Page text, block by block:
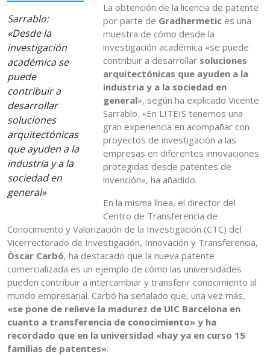
Sarrablo:
«Desde la
investigación
académica se
puede
contribuir a
desarrollar
soluciones
arquitectónicas
que ayuden a la
industria y a la
sociedad en
general»
La obtención de la licencia de patente
por parte de Gradhermetices una
muestra de cómo desde la
investigación académica «se puede
contribuir a desarrollar soluciones
arquitectónicas que ayuden a la
industria y a la sociedad en
general», según ha explicado Vicente
Sarrablo. «En LITEIS tenemos una
gran experiencia en acompañar con
proyectos de investigación a las
empresas en diferentes innovaciones
protegidas desde patentes de
invención», ha añadido.
En la misma línea, el director del
Centro de Transferencia de
Conocimiento y Valorización de la Investigación (CTC) del
Vicerrectorado de Investigación, Innovación y Transferencia,
Òscar Carbó, ha destacado que la nueva patente
comercializada es un ejemplo de cómo las universidades
pueden contribuir a intercambiar y transferir conocimiento al
mundo empresarial. Carbó ha señalado que, una vez más,
«se pone de relieve la madurez de UIC Barcelona en
cuanto a transferencia de conocimiento» y ha
recordado que en la universidad «hay ya en curso 15
familias de patentes».